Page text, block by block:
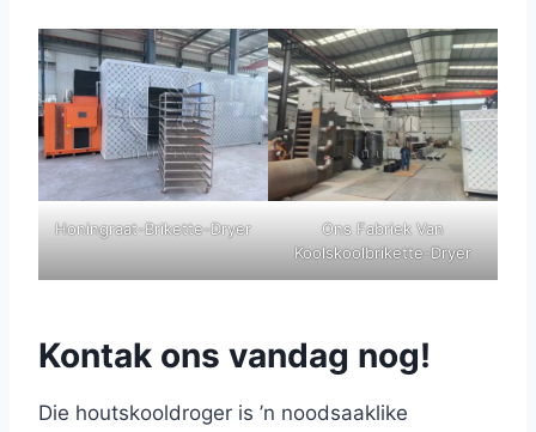
Honingraat-Brikette-Dryer
Ons Fabriek Van
Koolskoolbrikette-Dryer
Kontak ons vandag nog!
Die houtskooldroger is ’n noodsaaklike